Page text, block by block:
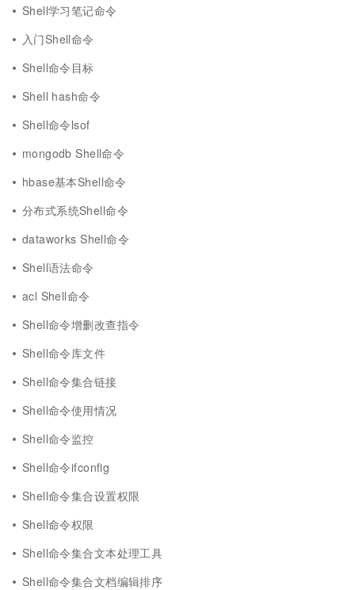
Shell学习笔记命令
入门Shell命令
Shell命令目标
Shell hash命令
Shell命令lsof
mongodb Shell命令
hbase基本Shell命令
分布式系统Shell命令
dataworks Shell命令
Shell语法命令
acl Shell命令
Shell命令增删改查指令
Shell命令库文件
Shell命令集合链接
Shell命令使用情况
Shell命令监控
Shell命令ifconfig
Shell命令集合设置权限
Shell命令权限
Shell命令集合文本处理工具
Shell命令集合文档编辑排序